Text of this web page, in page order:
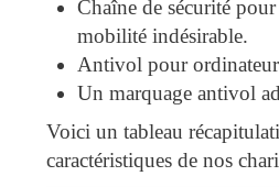
Chaîne de sécurité
mobilité indésirable.
Antivol pour
Un marquage antivol
Voici un tableau
caractéristiques de nos